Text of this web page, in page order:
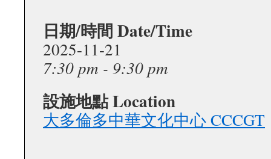
日期/時間 Date/Time
2025-11-21
7:30 pm - 9:30 pm
設施地點 Location
大多倫多中華文化中心 CCCGT